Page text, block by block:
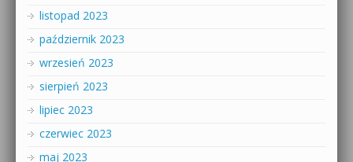
listopad 2023
październik 2023
wrzesień 2023
sierpień 2023
lipiec 2023
czerwiec 2023
maj 2023